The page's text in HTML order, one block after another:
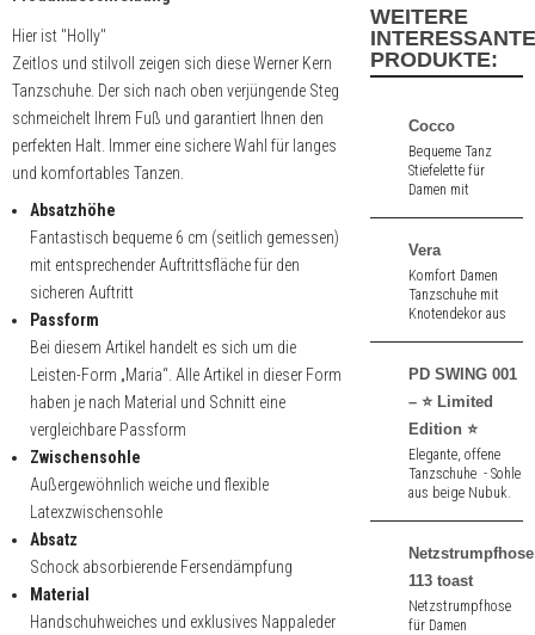
Hier ist "Holly"
Zeitlos und stilvoll zeigen sich diese Werner Kern
Tanzschuhe. Der sich nach oben verjüngende Steg
schmeichelt Ihrem Fuß und garantiert Ihnen den
perfekten Halt. Immer eine sichere Wahl für langes
und komfortables Tanzen.
Absatzhöhe
Fantastisch bequeme 6 cm (seitlich gemessen)
mit entsprechender Auftrittsfläche für den
sicheren Auftritt
Passform
Bei diesem Artikel handelt es sich um die
Leisten-Form „Maria“. Alle Artikel in dieser Form
haben je nach Material und Schnitt eine
vergleichbare Passform
Zwischensohle
Außergewöhnlich weiche und flexible
Latexzwischensohle
Absatz
Schock absorbierende Fersendämpfung
Material
Handschuhweiches und exklusives Nappaleder
WEITERE
INTERESSANTE
PRODUKTE:
Cocco
Bequeme Tanz
Stiefelette für
Damen mit
schwarzem Velours
und floralem
Spitzenmuster.
Durchgehende
Sohle. 1,5 cm hoher
Absatz.
Vera
Komfort Damen
Tanzschuhe mit
Knotendekor aus
Absatz.
PD SWING 001
– ⭐ Limited
Edition ⭐
Elegante, offene
Tanzschuhe - Sohle
aus beige Nubuk.
Netzstrumpfhose
113 toast
Netzstrumpfhose
für Damen